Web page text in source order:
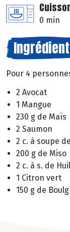
0 min
Pour 4
2 Avocat
1 Mangue
230 g de Maïs
2 Saumon
2 c. à soupe
200 g de Miso
2 c. à s. de
1 Citron vert
150 g de